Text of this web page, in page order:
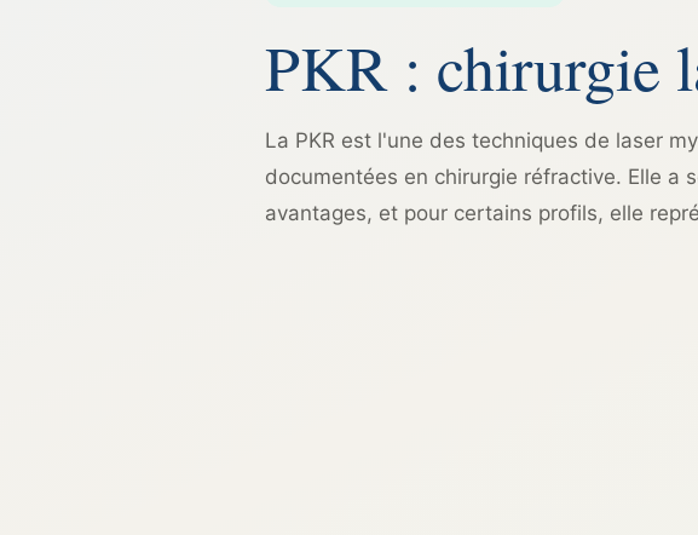
PKR : chirurgie
La PKR est l'une des techniques de laser
documentées en chirurgie réfractive. Elle a
avantages, et pour certains profils, elle